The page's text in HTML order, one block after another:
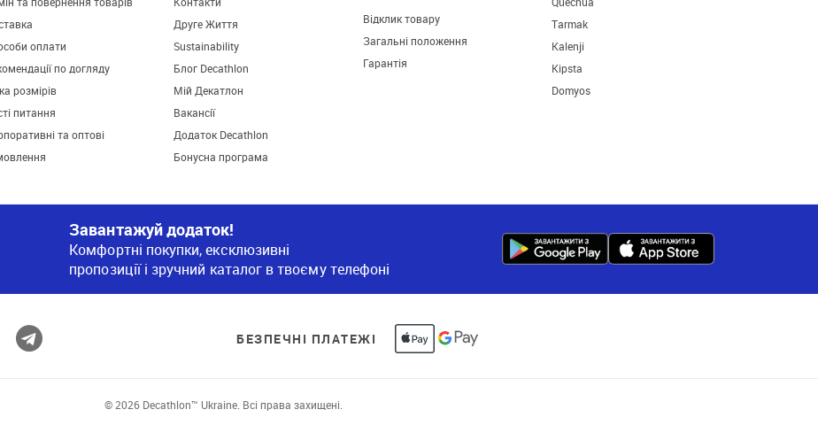
оплати
по догляду
розмірів
питання
та оптові
Друге Життя
Sustainability
Блог Decathlon
Мій Декатлон
Вакансії
Додаток Decathlon
Бонусна програма
Відклик товару
Загальні положення
Гарантія
Tarmak
Kalenji
Kipsta
Domyos
Завантажуй додаток!
Комфортні покупки, ексклюзивні
пропозиції і зручний каталог в твоєму телефоні
БЕЗПЕЧНІ ПЛАТЕЖІ
© 2026 Decathlon™ Ukraine. Всі права захищені.